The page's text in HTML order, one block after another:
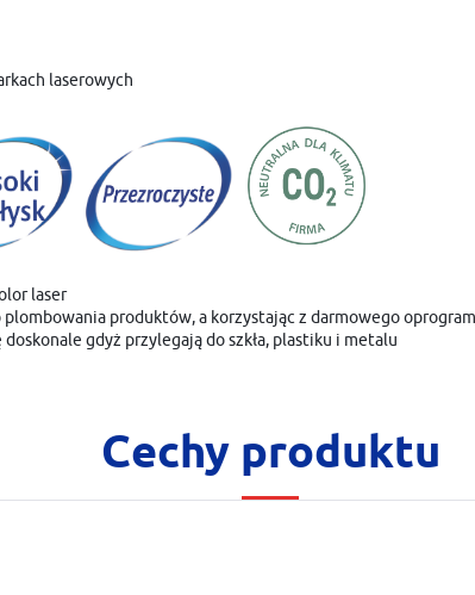
laserowych
laser
produktów, a korzystając z darmowego
gdyż przylegają do szkła, plastiku i metalu
Cechy produktu